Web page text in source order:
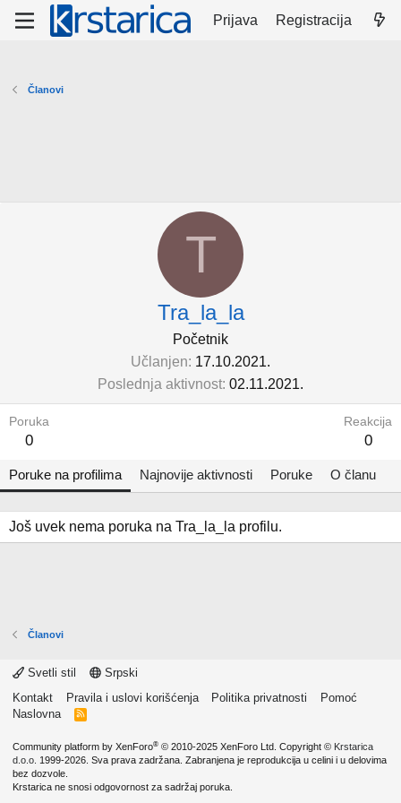
Prijava Registracija
Članovi
T
Tra_la_la
Početnik
Učlanjen 17.10.2021.
Poslednja aktivnost 02.11.2021.
Poruka
0
Reakcija
0
Poruke na profilima Najnovije aktivnosti Poruke O članu
Još uvek nema poruka na Tra_la_la profilu.
Članovi
Svetli stil
Srpski
Kontakt
Pravila i uslovi korišćenja Politika privatnosti
Pomoć
Naslovna
R
Community platform by XenForo® © 2010-2025 XenForo Ltd. Copyright © Krstarica
d.o.o. 1999-2026. Sva prava zadržana. Zabranjena je reprodukcija u celini i u delovima
bez dozvole.
Krstarica ne snosi odgovornost za sadržaj poruka.